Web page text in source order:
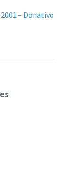
– Donativo